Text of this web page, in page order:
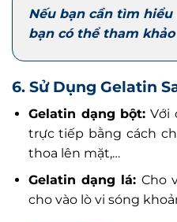
Nếu bạn cần tìm
bạn có thể tham
6. Sử Dụng Gelatin
Gelatin dạng bột: Với
trực tiếp bằng cách
thoa lên mặt,…
Gelatin dạng lá: Cho
cho vào lò vi sóng